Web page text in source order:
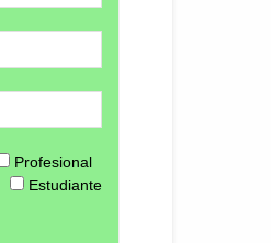
Profesional
Estudiante